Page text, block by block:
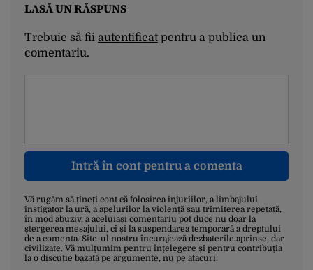
LASĂ UN RĂSPUNS
Trebuie să fii autentificatpentru a publica un
comentariu.
Intră în cont pentru a comenta
Vă rugăm să țineți cont că folosirea injuriilor, a limbajului
instigator la ură, a apelurilor la violență sau trimiterea repetată,
în mod abuziv, a aceluiași comentariu pot duce nu doar la
ștergerea mesajului, ci și la suspendarea temporară a dreptului
de a comenta. Site-ul nostru încurajează dezbaterile aprinse, dar
civilizate. Vă mulțumim pentru înțelegere și pentru contribuția
la o discuție bazată pe argumente, nu pe atacuri.